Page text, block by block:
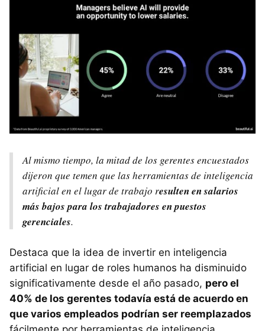
Al mismo tiempo, la mitad de los gerentes encuestados
dijeron que temen que las herramientas de inteligencia
artificial en el lugar de trabajo resulten en salarios
más bajos para los trabajadores en puestos
gerenciales.
Destaca que la idea de invertir en inteligencia
artificial en lugar de roles humanos ha disminuido
significativamente desde el año pasado, pero el
40% de los gerentes todavía está de acuerdo en
que varios empleados podrían ser reemplazados